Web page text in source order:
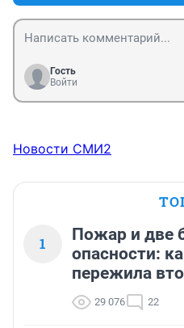
Гость
Войти
Новости СМИ2
1
Пожар и две
опасности:
пережила
29 076 22